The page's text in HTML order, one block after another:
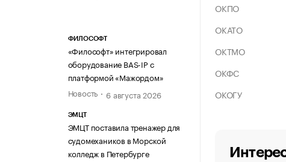
ФИЛОСОФТ
«Философт» интегрировал
оборудование BAS-IP с
платформой «Мажордом»
Новость
6 августа 2026
ЭМЦТ
ЭМЦТ поставила тренажер для
судомехаников в Морской
колледж в Петербурге
ОКПО
ОКАТО
ОКТМО
ОКФС
ОКОГУ